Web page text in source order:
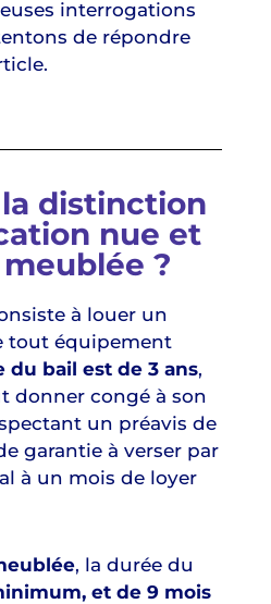
interrogations
de répondre
distinction
nue et
?
à louer un
tout équipement
du bail est de 3 ans,
donner congé à son
un préavis de
garantie à verser par
à un mois de loyer
, la durée du
et de 9 mois